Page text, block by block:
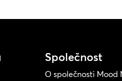
Společnost
O společnosti Mood